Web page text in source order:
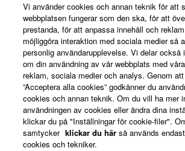
Registrering för Yamaha Music ID
Om Yamaha
Sverige - Swedish
Business
Vi använder cookies och annan teknik för att
webbplatsen fungerar som den ska, för att
prestanda, för att anpassa innehåll och
möjliggöra interaktion med sociala medier så
personlig användarupplevelse. Vi delar också
om din användning av vår webbplats med
reklam, sociala medier och analys. Genom
”Acceptera alla cookies” godkänner du
cookies och annan teknik. Om du vill ha mer
användningen av cookies eller ändra dina
klickar du på "Inställningar för cookie-filer".
samtycker klickar du här så används
cookies och tekniker.